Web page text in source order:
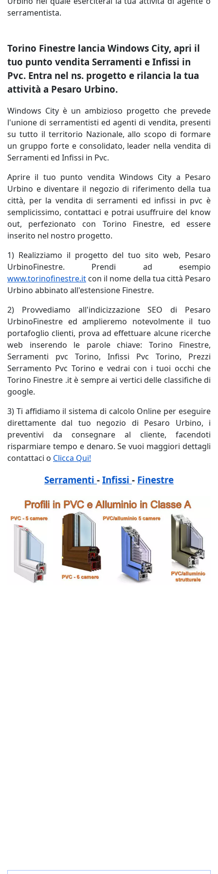
serramentista.
Torino Finestre lancia Windows City, apri il
tuo punto vendita Serramenti e Infissi in
Pvc. Entra nel ns. progetto e rilancia la tua
attività a Pesaro Urbino.
Windows City è un ambizioso progetto che prevede
l'unione di serramentisti ed agenti di vendita, presenti
su tutto il territorio Nazionale, allo scopo di formare
un gruppo forte e consolidato, leader nella vendita di
Serramenti ed Infissi in Pvc.
Aprire il tuo punto vendita Windows City a Pesaro
Urbino e diventare il negozio di riferimento della tua
città, per la vendita di serramenti ed infissi in pvc è
semplicissimo, contattaci e potrai usuffruire del know
out, perfezionato con Torino Finestre, ed essere
inserito nel nostro progetto.
1) Realizziamo il progetto del tuo sito web, Pesaro
UrbinoFinestre. Prendi ad esempio
www.torinofinestre.it con il nome della tua città Pesaro
Urbino abbinato all'estensione Finestre.
2) Provvediamo all'indicizzazione SEO di Pesaro
UrbinoFinestre ed amplieremo notevolmente il tuo
portafoglio clienti, prova ad effettuare alcune ricerche
web inserendo le parole chiave: Torino Finestre,
Serramenti pvc Torino, Infissi Pvc Torino, Prezzi
Serramento Pvc Torino e vedrai con i tuoi occhi che
Torino Finestre .it è sempre ai vertici delle classifiche di
google.
3) Ti affidiamo il sistema di calcolo Online per eseguire
direttamente dal tuo negozio di Pesaro Urbino, i
preventivi da consegnare al cliente, facendoti
risparmiare tempo e denaro. Se vuoi maggiori dettagli
contattaci o Clicca Qui!
Serramenti - Infissi - Finestre